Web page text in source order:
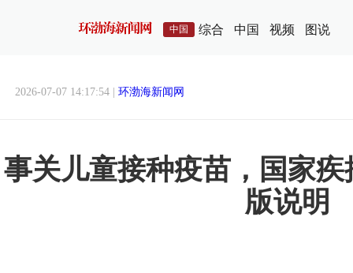
中国 综合 中国 视频 图说
2026-07-07 14:17:54 | 环渤海新闻网
事关儿童接种疫苗，国家
版说明